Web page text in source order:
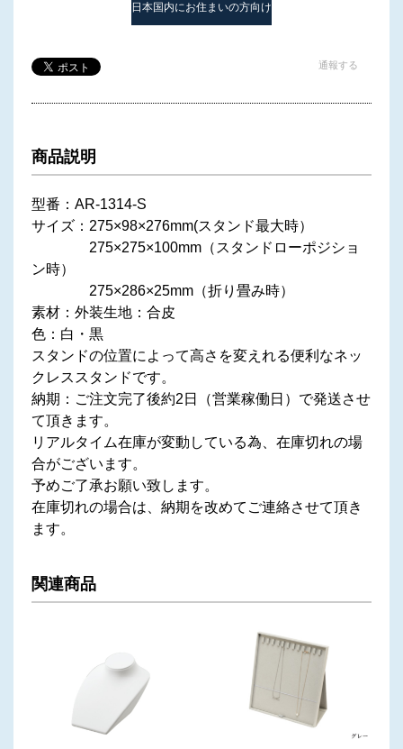
日本国内にお住まいの方向け
通報する
商品説明
型番：AR-1314-S
サイズ：275×98×276mm(スタンド最大時）
275×275×100mm（スタンドローポジショ
ン時）
275×286×25mm（折り畳み時）
素材：外装生地：合皮
色：白・黒
スタンドの位置によって高さを変えれる便利なネッ
クレススタンドです。
納期：ご注文完了後約2日（営業稼働日）で発送させ
て頂きます。
リアルタイム在庫が変動している為、在庫切れの場
合がございます。
予めご了承お願い致します。
在庫切れの場合は、納期を改めてご連絡させて頂き
ます。
関連商品